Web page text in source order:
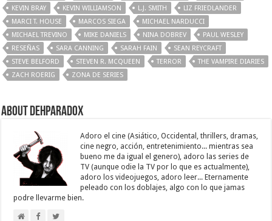
KEVIN BRAY
KEVIN WILLIAMSON L.J. SMITH
LIZ FRIEDLANDER
MARCI T. HOUSE
MARCOS SIEGA
MICHAEL NARDUCCI
MICHAEL TREVINO
MIKE DANIELS NINA DOBREV
PAUL WESLEY
RESEÑAS
SARA CANNING SARAH FAIN
SEAN REYCRAFT
STEVE BELFORD
STEVEN R. MCQUEEN TERROR
THE VAMPIRE DIARIES
ZACH ROERIG
ZONA DE SERIES
About Dehparadox
Adoro el cine (Asiático, Occidental, thrillers, dramas,
cine negro, acción, entretenimiento... mientras sea
bueno me da igual el genero), adoro las series de
TV (aunque odie la TV por lo que es actualmente),
adoro los videojuegos, adoro leer... Eternamente
peleado con los doblajes, algo con lo que jamas
podre llevarme bien.